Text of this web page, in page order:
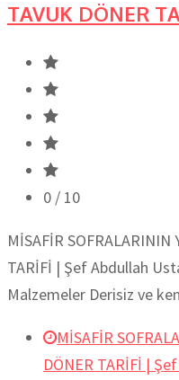
TAVUK DÖNER
0 / 10
MİSAFİR SOFRALARININ
TARİFİ | Şef Abdullah
Malzemeler Derisiz ve
MİSAFİR
DÖNER TARİFİ |